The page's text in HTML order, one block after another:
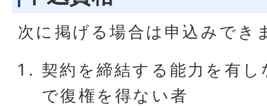
次に掲げる場合は申込みでき
契約を締結する能力を有
で復権を得ない者